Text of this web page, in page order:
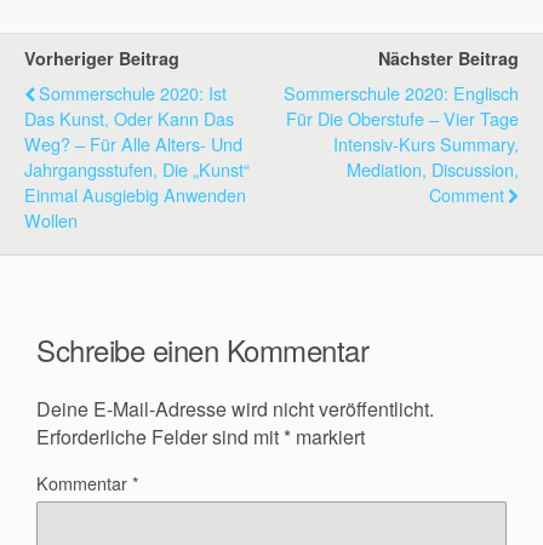
Vorheriger Beitrag
Sommerschule 2020: Ist
Das Kunst, Oder Kann Das
Weg? – Für Alle Alters- Und
Jahrgangsstufen, Die „Kunst“
Einmal Ausgiebig Anwenden
Wollen
Nächster Beitrag
Sommerschule 2020: Englisch
Für Die Oberstufe – Vier Tage
Intensiv-Kurs Summary,
Mediation, Discussion,
Comment
Schreibe einen Kommentar
Deine E-Mail-Adresse wird nicht veröffentlicht.
Erforderliche Felder sind mit * markiert
Kommentar*